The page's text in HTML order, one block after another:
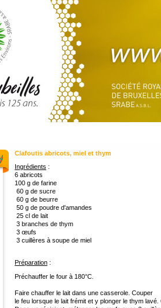
Clafoutis abricots, miel et thym
Ingrédients :
6 abricots
100 g de farine
60 g de sucre
60 g de beurre
50 g de poudre d'amandes
25 cl de lait
3 branches de thym
3 œufs
3 cuillères à soupe de miel
Préparation :
Préchauffer le four à 180°C.
Faire chauffer le lait dans une casserole. Couper
le feu lorsque le lait frémit et y plonger le thym